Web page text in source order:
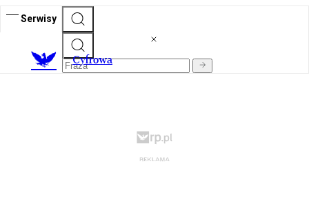
Serwisy
Cyfrowa